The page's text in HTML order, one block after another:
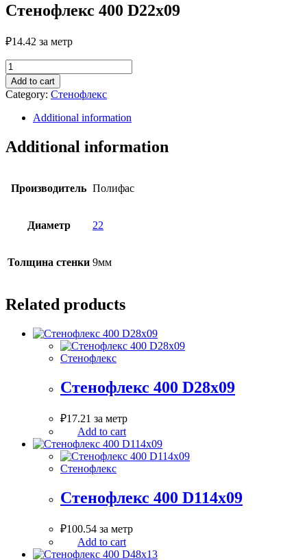
Стенофлекс 400 D22х09
₽14.42 за метр
Стенофлекс
400
D22х09
quantity
Add to cart
Category: Стенофлекс
Additional information
Additional information
Производитель Полифас
Диаметр 22
Толщина стенки 9мм
Related products
Стенофлекс
Стенофлекс 400 D28х09
₽17.21 за метр
Add to cart
Стенофлекс
Стенофлекс 400 D114х09
₽100.54 за метр
Add to cart